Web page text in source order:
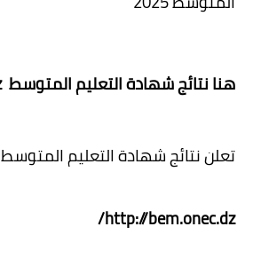
هنا نتائج شهادة التعليم المتوسط bem.onec.dz
تعلن نتائج شهادة التعليم المتوسط
http://bem.onec.dz/